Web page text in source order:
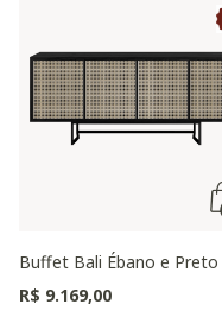
Buffet Bali Ébano e Preto
R$ 9.169,00